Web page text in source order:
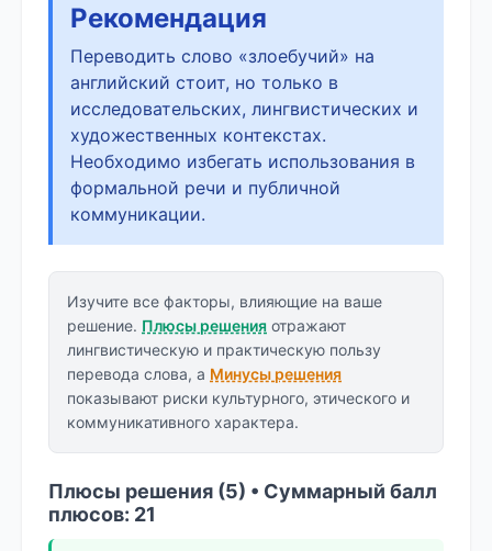
Рекомендация
Переводить слово «злоебучий» на
английский стоит, но только в
исследовательских, лингвистических и
художественных контекстах.
Необходимо избегать использования в
формальной речи и публичной
коммуникации.
Изучите все факторы, влияющие на ваше
решение. Плюсы решения отражают
лингвистическую и практическую пользу
перевода слова, а Минусы решения
показывают риски культурного, этического и
коммуникативного характера.
Плюсы решения (5) • Суммарный балл
плюсов: 21